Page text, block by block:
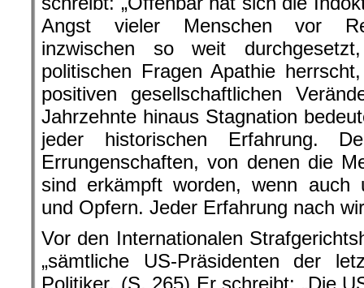
Angst vieler Menschen vor
inzwischen so weit
politischen Fragen Apathie
positiven gesellschaftlichen
Jahrzehnte hinaus Stagnation
jeder historischen Erfahrung.
Errungenschaften, von denen die
sind erkämpft worden, wenn auch
und Opfern. Jeder Erfahrung nach
Vor den Internationalen
„sämtliche US-Präsidenten der
Politiker. (S. 265) Er schreibt: „Die